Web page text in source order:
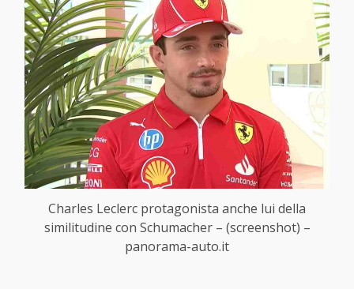
Charles Leclerc protagonista anche lui della
similitudine con Schumacher – (screenshot) –
panorama-auto.it